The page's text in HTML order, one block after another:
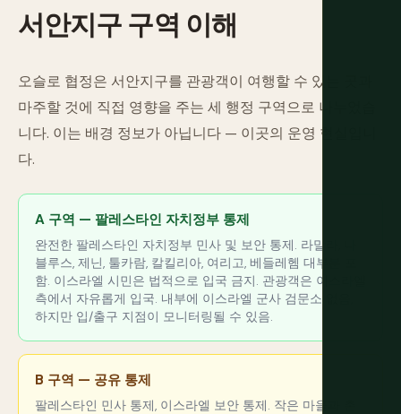
서안지구구역 이해
오슬로 협정은 서안지구를 관광객이 여행할 수 있는 곳과
마주할 것에 직접 영향을 주는 세 행정 구역으로 나누었습
니다. 이는 배경 정보가 아닙니다 — 이곳의 운영 현실입니
다.
A 구역 — 팔레스타인 자치정부 통제
완전한 팔레스타인 자치정부 민사 및 보안 통제. 라말라, 나
블루스, 제닌, 툴카람, 칼킬리아, 여리고, 베들레헴 대부분 포
함. 이스라엘 시민은 법적으로 입국 금지. 관광객은 이스라엘
측에서 자유롭게 입국. 내부에 이스라엘 군사 검문소 없음,
하지만 입/출구 지점이 모니터링될 수 있음.
B 구역 — 공유 통제
팔레스타인 민사 통제, 이스라엘 보안 통제. 작은 마을과 촌